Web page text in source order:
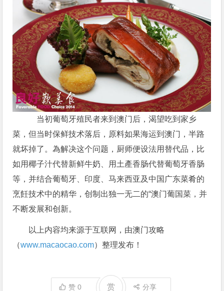
当初葡萄牙殖民者来到澳门后，渴望吃到家乡
菜，但当时保鲜技术落后，原料如果海运到澳门，半路
就坏掉了。為解决这个问题，厨师便设法用替代品，比
如用椰子汁代替新鲜牛奶、用土產香肠代替葡萄牙香肠
等，并结合葡萄牙、印度、马来西亚及中国广东菜肴的
烹飪技术中的精华，创制出独一无二的“澳门葡国菜，并
不断发展和创新。
以上内容均来源于互联网，由澳门攻略
（www.macaocao.com）整理发布！
赞0 赏 分享